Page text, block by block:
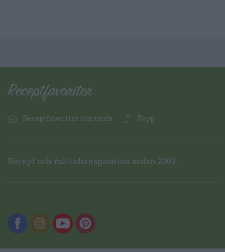
Receptfavoriter startsida Topp
Recept och måltidsinspiration sedan 2003.